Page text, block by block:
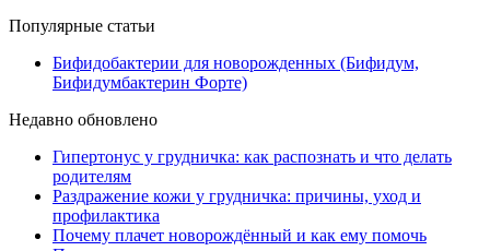
Популярные статьи
Бифидобактерии для новорожденных (Бифидум,
Бифидумбактерин Форте)
Недавно обновлено
Гипертонус у грудничка: как распознать и что делать
родителям
Раздражение кожи у грудничка: причины, уход и
профилактика
Почему плачет новорождённый и как ему помочь